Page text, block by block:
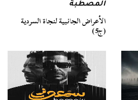
المصطبة
الأعراض الجانبية لنجاة السردية
(ج5)